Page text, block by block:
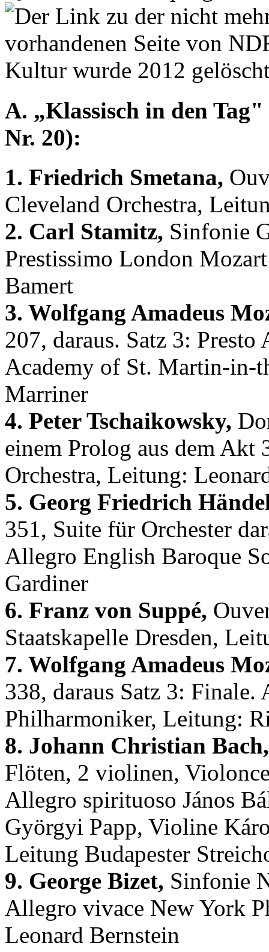
A. „Klassisch in den
Nr. 20):
1. Friedrich Smetana,
Cleveland Orchestra,
2. Carl Stamitz, Sinfonie
Prestissimo London
Bamert
3. Wolfgang Amadeus
207, daraus. Satz 3:
Academy of St. Martin-in-
Marriner
4. Peter Tschaikowsky,
einem Prolog aus dem
Orchestra, Leitung:
5. Georg Friedrich
351, Suite für Orchester
Allegro English Baroque
Gardiner
6. Franz von Suppé,
Staatskapelle Dresden,
7. Wolfgang Amadeus
338, daraus Satz 3:
Philharmoniker, Leitung:
8. Johann Christian Bach,
Flöten, 2 violinen,
Allegro spirituoso János
Györgyi Papp, Violine
Leitung Budapester
9. George Bizet, Sinfonie
Allegro vivace New York
Leonard Bernstein